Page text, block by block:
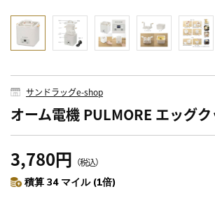
サンドラッグe-shop
オーム電機 PULMORE エッグ
3,780円 （税込）
積算 34 マイル (1倍)